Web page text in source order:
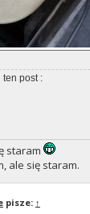
ten post :
staram
ale się staram.
pisze: ↑